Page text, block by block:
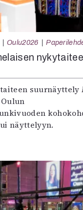
Oulu2026
suurnäyttely
näyttelyyn.